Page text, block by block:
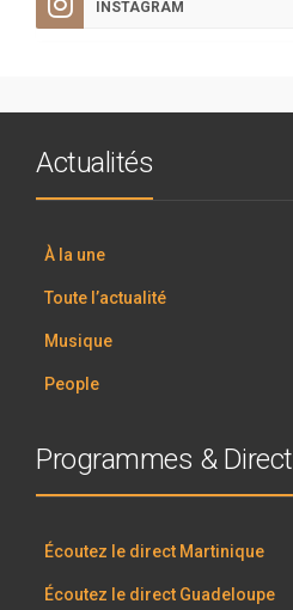
INSTAGRAM
Actualités
À la une
Toute l’actualité
Musique
People
Programmes & Direct
Écoutez le direct Martinique
Écoutez le direct Guadeloupe